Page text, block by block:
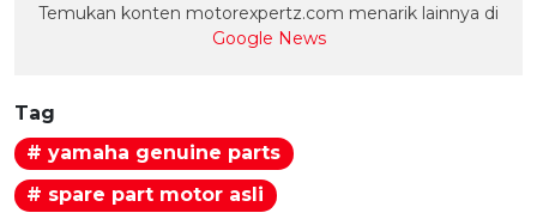
Temukan konten motorexpertz.com menarik lainnya di
Google News
Tag
# yamaha genuine parts
# spare part motor asli